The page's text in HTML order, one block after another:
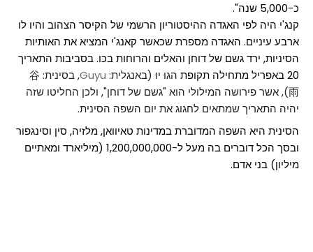
כ-5,000 שנה".
קנג'י היה לפי האגדה ההיסטוריון הרשמי של הקיסר הצהוב והיו לו
ארבע עיניים. האגדה מספרת שכאשר קאנג'י המציא את האותיות
הסיניות, ירד גשם של דוחן והאלים והרוחות בכו. בסביבות התאריך
20 באפריל מתחילה תקופת
הגוּ יוּ (באנגלית: Guyu
, בסינית: 谷
雨), אשר פירושה המילולי הוא "גשם של דוחן", ולכן החליטו שזה
יהיה התאריך שמתאים לחגוג את יום השפה הסינית.
הסינית היא השפה המדוברת במדינות טאיוואן, מלזיה, סין וסינגפור
ובסך הכל דוברים בה מעל ל-1,200,000,000 (מיליארד ומאתיים
מיליון) בני אדם.